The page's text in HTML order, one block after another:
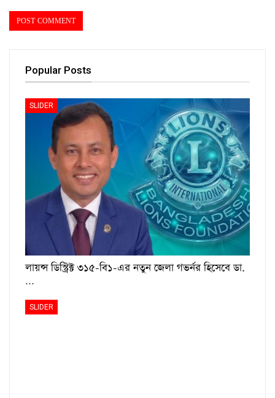
Popular Posts
SLIDER
লায়ন্স ডিস্ট্রিক্ট ৩১৫-বি১-এর নতুন জেলা গভর্নর হিসেবে ডা.
…
SLIDER